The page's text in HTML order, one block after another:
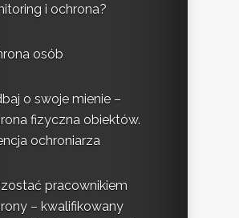
i ochrona?
osób
o swoje mienie –
fizyczna obiektów.
ochroniarza
pracownikiem
– kwalifikowany